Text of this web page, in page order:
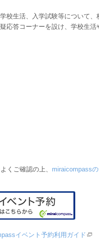
生活、入学試験等について、
応答コーナーを設け、学校生
くご確認の上、 miraicompass
イベント予約利用ガイド